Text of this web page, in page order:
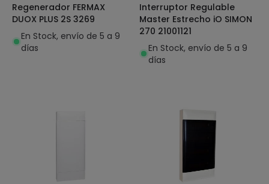
Regenerador FERMAX
DUOX PLUS 2S 3269
En Stock, envío de 5 a 9
días
Interruptor Regulable
Master Estrecho iO SIMON
270 21001121
En Stock, envío de 5 a 9
días